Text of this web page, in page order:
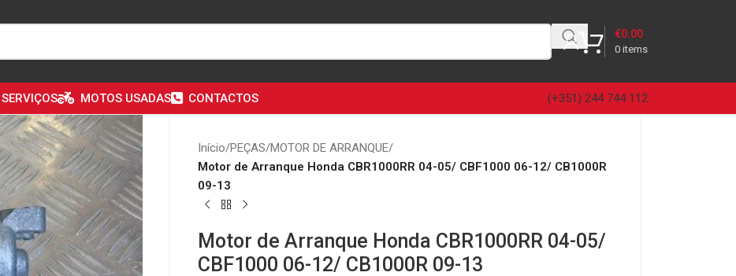
0 items
€0.00
SERVIÇOS MOTOS USADAS CONTACTOS (+351) 244 744 112
Início/PEÇAS/MOTOR DE ARRANQUE/
Motor de Arranque Honda CBR1000RR 04-05/ CBF1000 06-12/ CB1000R
09-13
Motor de Arranque Honda CBR1000RR 04-05/
CBF1000 06-12/ CB1000R 09-13